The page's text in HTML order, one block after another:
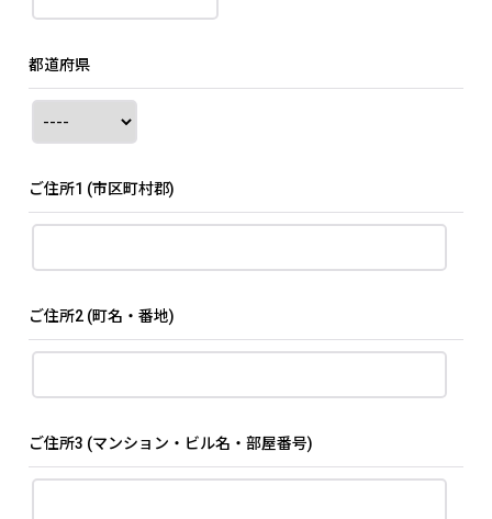
都道府県
ご住所1 (市区町村郡)
ご住所2 (町名・番地)
ご住所3 (マンション・ビル名・部屋番号)